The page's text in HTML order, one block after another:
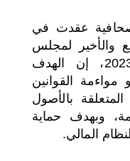
عقدت في
والأخير لمجلس
بنك المغرب برسم سنة 2023، إن الهدف
القوانين
المتعلقة بالأصول
وبهدف حماية
المالي.